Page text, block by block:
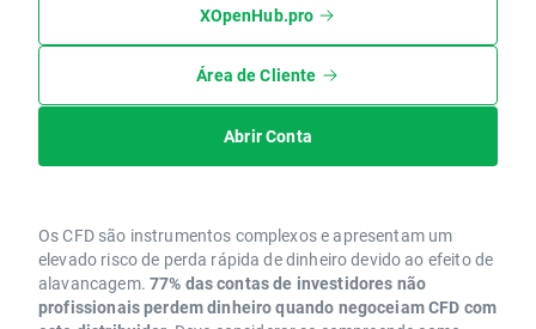
XOpenHub.pro
Área de Cliente
Abrir Conta
Os CFD são instrumentos complexos e apresentam um
elevado risco de perda rápida de dinheiro devido ao efeito de
alavancagem. 77% das contas de investidores não
profissionais perdem dinheiro quando negoceiam CFD com